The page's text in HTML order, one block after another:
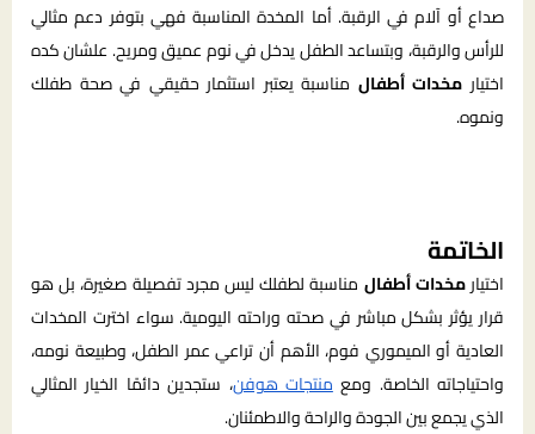
صداع أو آلام في الرقبة. أما المخدة المناسبة فهي بتوفر دعم مثالي
للرأس والرقبة، وبتساعد الطفل يدخل في نوم عميق ومريح. علشان كده
اختيار مخدات أطفال مناسبة يعتبر استثمار حقيقي في صحة طفلك
ونموه.
الخاتمة
اختيارمخدات أطفال مناسبة لطفلك ليس مجرد تفصيلة صغيرة، بل هو
قرار يؤثر بشكل مباشر في صحته وراحته اليومية. سواء اخترت المخدات
العادية أو الميموري فوم، الأهم أن تراعي عمر الطفل، وطبيعة نومه،
واحتياجاته الخاصة. ومعمنتجات هوفن، ستجدين دائمًا الخيار المثالي
الذي يجمع بين الجودة والراحة والاطمئنان.